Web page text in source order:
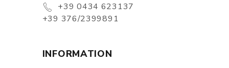
+39 0434 623137
+39 376/2399891
INFORMATION